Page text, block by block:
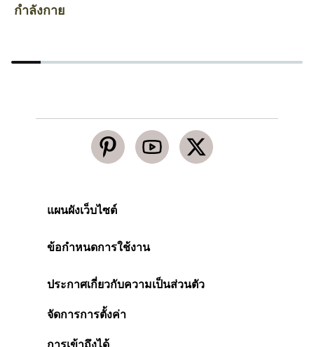
กำลังกาย
แผนผังเว็บไซต์
ข้อกำหนดการใช้งาน
ประกาศเกี่ยวกับความเป็นส่วนตัว
จัดการการตั้งค่า